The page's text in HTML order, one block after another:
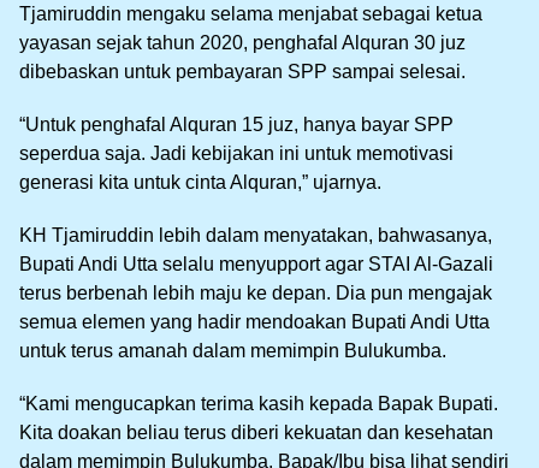
Tjamiruddin mengaku selama menjabat sebagai ketua
yayasan sejak tahun 2020, penghafal Alquran 30 juz
dibebaskan untuk pembayaran SPP sampai selesai.
“Untuk penghafal Alquran 15 juz, hanya bayar SPP
seperdua saja. Jadi kebijakan ini untuk memotivasi
generasi kita untuk cinta Alquran,” ujarnya.
KH Tjamiruddin lebih dalam menyatakan, bahwasanya,
Bupati Andi Utta selalu menyupport agar STAI Al-Gazali
terus berbenah lebih maju ke depan. Dia pun mengajak
semua elemen yang hadir mendoakan Bupati Andi Utta
untuk terus amanah dalam memimpin Bulukumba.
“Kami mengucapkan terima kasih kepada Bapak Bupati.
Kita doakan beliau terus diberi kekuatan dan kesehatan
dalam memimpin Bulukumba. Bapak/Ibu bisa lihat sendiri